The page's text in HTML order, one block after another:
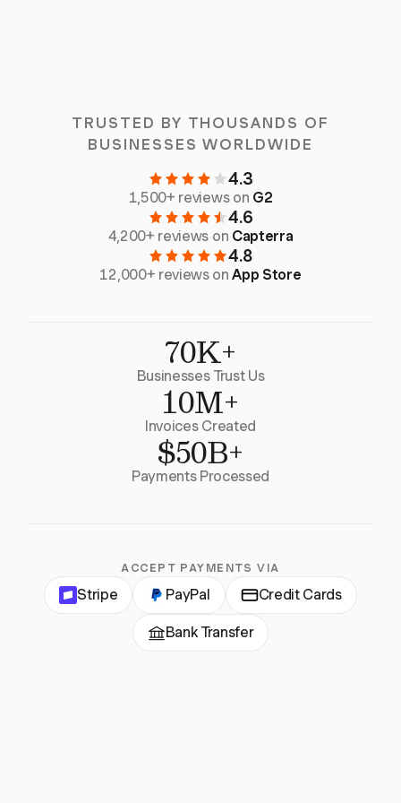
TRUSTED BY THOUSANDS OF
BUSINESSES WORLDWIDE
4.3
1,500+ reviews on G2
4.6
4,200+ reviews on Capterra
4.8
12,000+ reviews onApp Store
70K+
Businesses Trust Us
10M+
Invoices Created
$50B+
Payments Processed
ACCEPT PAYMENTS VIA
Stripe PayPal Credit Cards
Bank Transfer